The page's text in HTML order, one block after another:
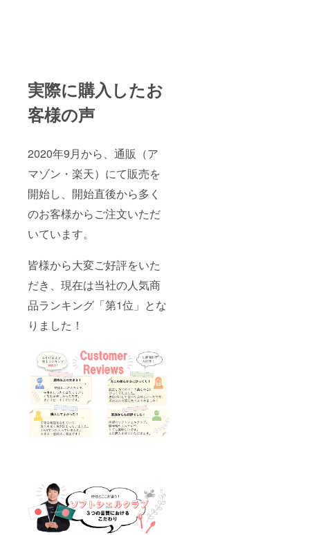
実際に購入したお
客様の声
2020年9月から、通販（ア
マゾン・楽天）にて販売を
開始し、開始直後から多く
のお客様からご注文いただ
いています。
皆様から大変ご好評をいた
だき、現在は当社の人気商
品ランキング「第1位」とな
りました！